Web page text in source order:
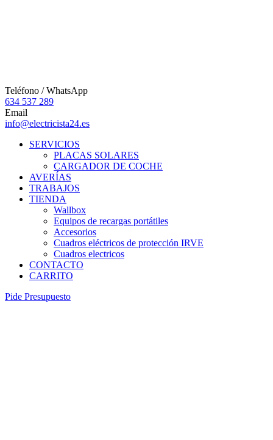
Teléfono / WhatsApp
634 537 289
Email
info@electricista24.es
SERVICIOS
PLACAS SOLARES
CARGADOR DE COCHE
AVERÍAS
TRABAJOS
TIENDA
Wallbox
Equipos de recargas portátiles
Accesorios
Cuadros eléctricos de protección IRVE
Cuadros electricos
CONTACTO
CARRITO
Pide Presupuesto